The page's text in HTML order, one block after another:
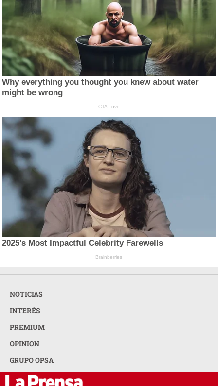
Why everything you thought you knew about water
might be wrong
CTA Love
2025’s Most Impactful Celebrity Farewells
Brainberries
NOTICIAS
INTERÉS
PREMIUM
OPINION
GRUPO OPSA